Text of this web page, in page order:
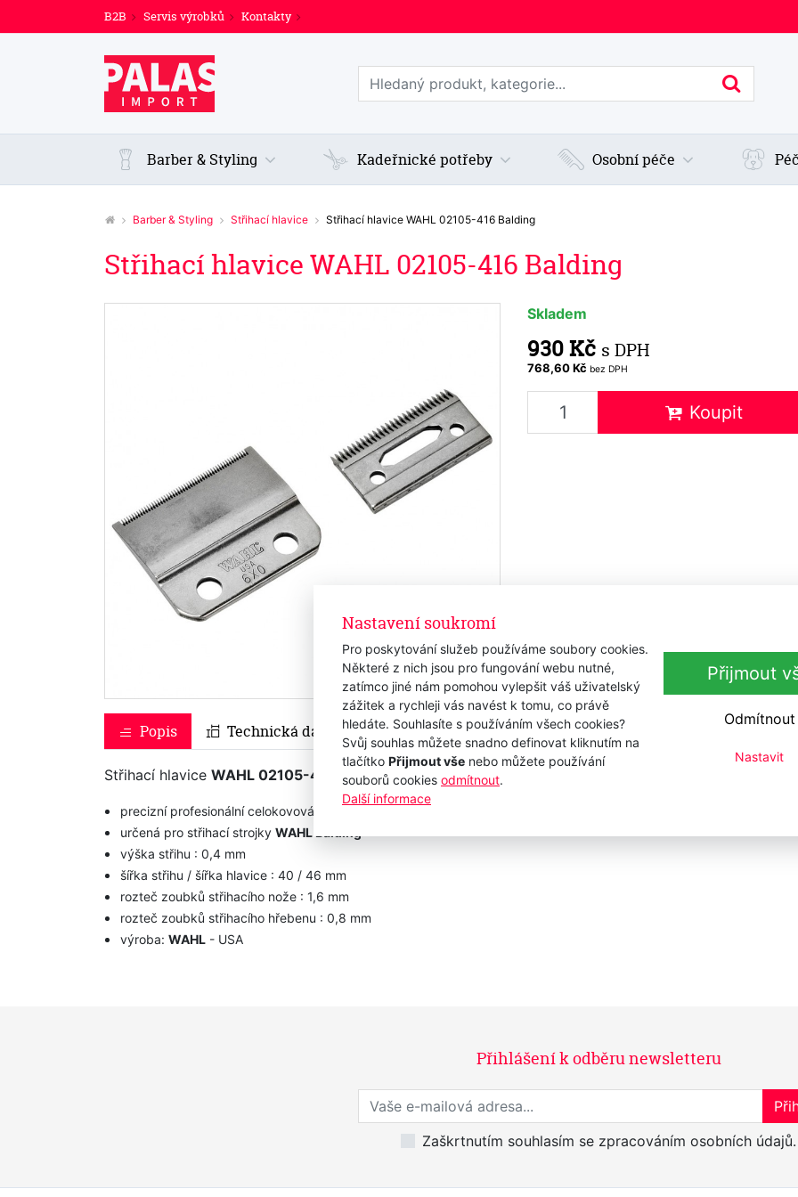
Nastavení soukromí
Pro poskytování služeb používáme soubory cookies.
Některé z nich jsou pro fungování webu nutné,
zatímco jiné nám pomohou vylepšit váš uživatelský
zážitek a rychleji vás navést k tomu, co právě
hledáte. Souhlasíte s používáním všech cookies?
Svůj souhlas můžete snadno definovat kliknutím na
tlačítko Přijmout vše nebo můžete používání
souborů cookies odmítnout.
Další informace
Přijmout
Odmítnout
Nastavit
B2B Servis výrobků Kontakty
Prohledat web
Barber & Styling Kadeřnické potřeby Osobní péče
Barber & Styling Střihací hlavice Střihací hlavice WAHL 02105-416 Balding
Střihací hlavice WAHL 02105-416 Balding
Skladem
930 Kč s DPH
768,60 Kč bez DPH
Koupit
Popis Technická data
Střihací hlavice WAHL 02105-416 Balding
precizní profesionální celokovová střihací hlavice - chromovaná
určená pro střihací strojky WAHL Balding
výška střihu : 0,4 mm
šířka střihu / šířka hlavice : 40 / 46 mm
rozteč zoubků střihacího nože : 1,6 mm
rozteč zoubků střihacího hřebenu : 0,8 mm
výroba: WAHL - USA
Přihlášení k odběru newsletteru
Přihlaste se k odběru novinek
Zaškrtnutím souhlasím se zpracováním osobních údajů.